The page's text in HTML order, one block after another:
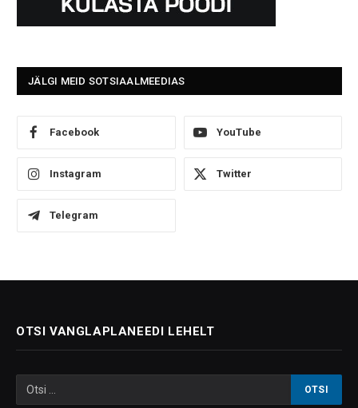
JÄLGI MEID SOTSIAALMEEDIAS
Facebook YouTube
Instagram Twitter
Telegram
OTSI VANGLAPLANEEDI LEHELT